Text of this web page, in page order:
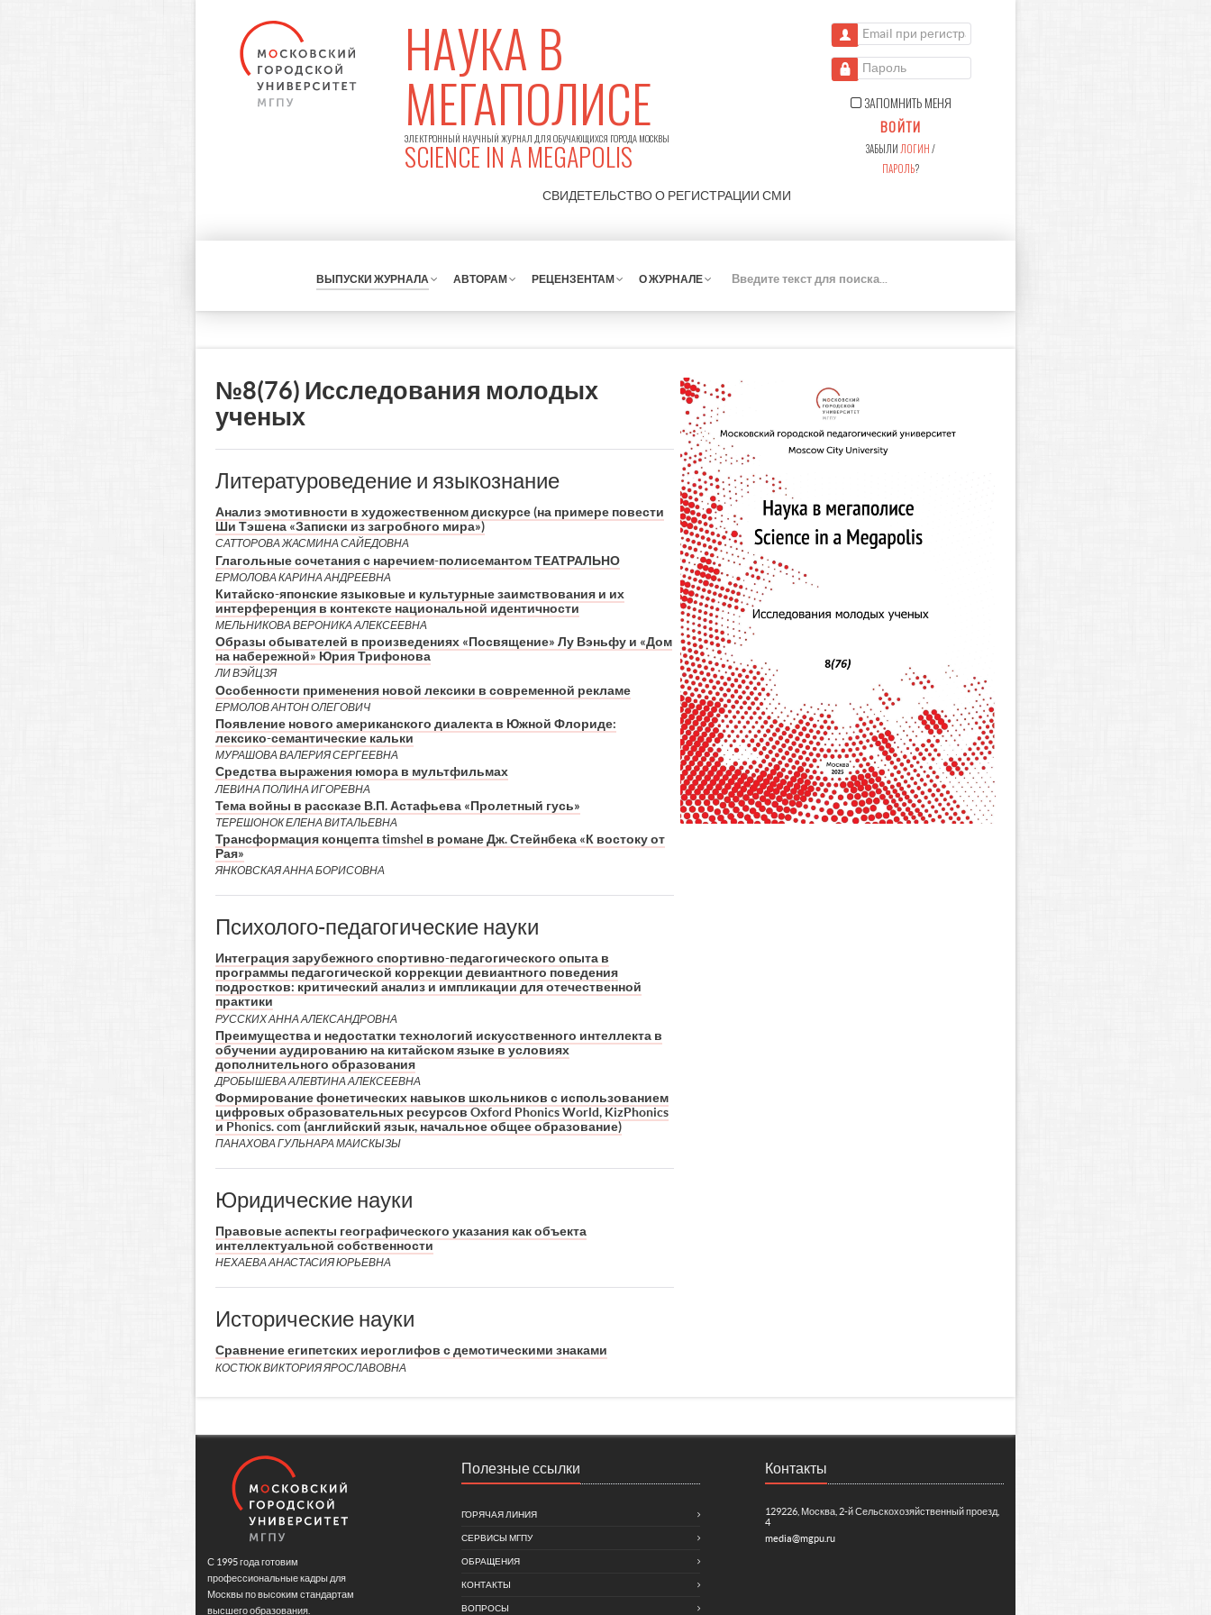
НАУКА В
МЕГАПОЛИСЕ
ЭЛЕКТРОННЫЙ НАУЧНЫЙ ЖУРНАЛ ДЛЯ ОБУЧАЮЩИХСЯ ГОРОДА МОСКВЫ
SCIENCE IN A MEGAPOLIS
СВИДЕТЕЛЬСТВО О РЕГИСТРАЦИИ СМИ
Email при регистрации
Пароль
ЗАПОМНИТЬ МЕНЯ
ВОЙТИ
ЗАБЫЛИ ЛОГИН/
ПАРОЛЬ?
ВЫПУСКИ ЖУРНАЛА АВТОРАМ РЕЦЕНЗЕНТАМ О ЖУРНАЛЕ
К
№8(76) Исследования молодых
ученых
Литературоведение и языкознание
Анализ эмотивности в художественном дискурсе (на примере повести
Ши Тэшена «Записки из загробного мира»)
САТТОРОВА ЖАСМИНА САЙЕДОВНА
Глагольные сочетания с наречием-полисемантом ТЕАТРАЛЬНО
ЕРМОЛОВА КАРИНА АНДРЕЕВНА
Китайско-японские языковые и культурные заимствования и их
интерференция в контексте национальной идентичности
МЕЛЬНИКОВА ВЕРОНИКА АЛЕКСЕЕВНА
Образы обывателей в произведениях «Посвящение» Лу Вэньфу и «Дом
на набережной» Юрия Трифонова
ЛИ ВЭЙЦЗЯ
Особенности применения новой лексики в современной рекламе
ЕРМОЛОВ АНТОН ОЛЕГОВИЧ
Появление нового американского диалекта в Южной Флориде:
лексико-семантические кальки
МУРАШОВА ВАЛЕРИЯ СЕРГЕЕВНА
Средства выражения юмора в мультфильмах
ЛЕВИНА ПОЛИНА ИГОРЕВНА
Тема войны в рассказе В.П. Астафьева «Пролетный гусь»
ТЕРЕШОНОК ЕЛЕНА ВИТАЛЬЕВНА
Трансформация концепта timshel в романе Дж. Стейнбека «К востоку от
Рая»
ЯНКОВСКАЯ АННА БОРИСОВНА
Психолого-педагогические науки
Интеграция зарубежного спортивно-педагогического опыта в
программы педагогической коррекции девиантного поведения
подростков: критический анализ и импликации для отечественной
практики
РУССКИХ АННА АЛЕКСАНДРОВНА
Преимущества и недостатки технологий искусственного интеллекта в
обучении аудированию на китайском языке в условиях
дополнительного образования
ДРОБЫШЕВА АЛЕВТИНА АЛЕКСЕЕВНА
Формирование фонетических навыков школьников с использованием
цифровых образовательных ресурсов Oxford Phonics World, KizPhonics
и Phonics. com (английский язык, начальное общее образование)
ПАНАХОВА ГУЛЬНАРА МАИСКЫЗЫ
Юридические науки
Правовые аспекты географического указания как объекта
интеллектуальной собственности
НЕХАЕВА АНАСТАСИЯ ЮРЬЕВНА
Исторические науки
Сравнение египетских иероглифов с демотическими знаками
КОСТЮК ВИКТОРИЯ ЯРОСЛАВОВНА
С 1995 года готовим
профессиональные кадры для
Москвы по высоким стандартам
высшего образования.
Полезные ссылки
ГОРЯЧАЯ ЛИНИЯ
СЕРВИСЫ МГПУ
ОБРАЩЕНИЯ
КОНТАКТЫ
ВОПРОСЫ
Контакты
129226, Москва, 2-й Сельскохозяйственный проезд,
4
media@mgpu.ru